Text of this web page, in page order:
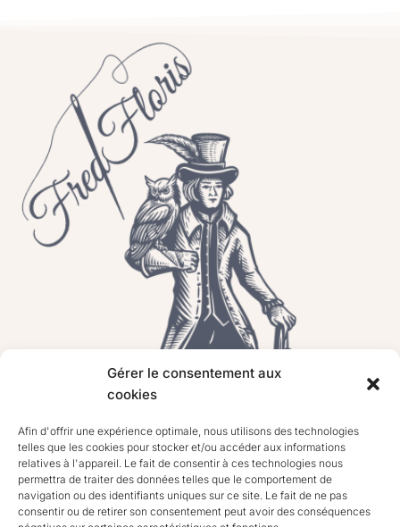
Gérer le consentement aux
cookies
Afin d'offrir une expérience optimale, nous utilisons des technologies
telles que les cookies pour stocker et/ou accéder aux informations
relatives à l'appareil. Le fait de consentir à ces technologies nous
permettra de traiter des données telles que le comportement de
navigation ou des identifiants uniques sur ce site. Le fait de ne pas
consentir ou de retirer son consentement peut avoir des conséquences